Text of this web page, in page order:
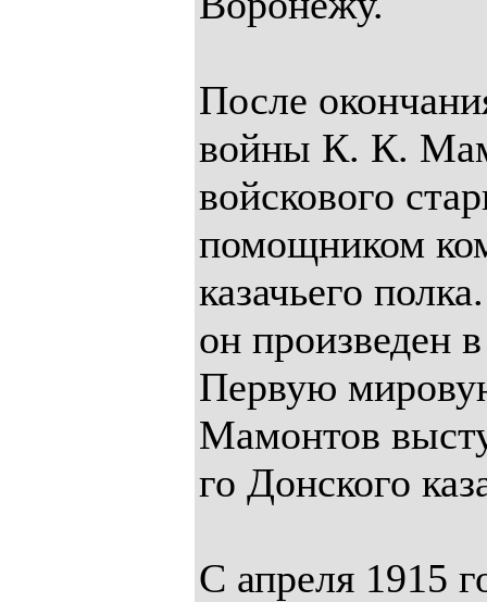
После
войны К. К.
войскового
помощником
казачьего
он произведен
Первую
Мамонтов
го Донского
С апреля 1915